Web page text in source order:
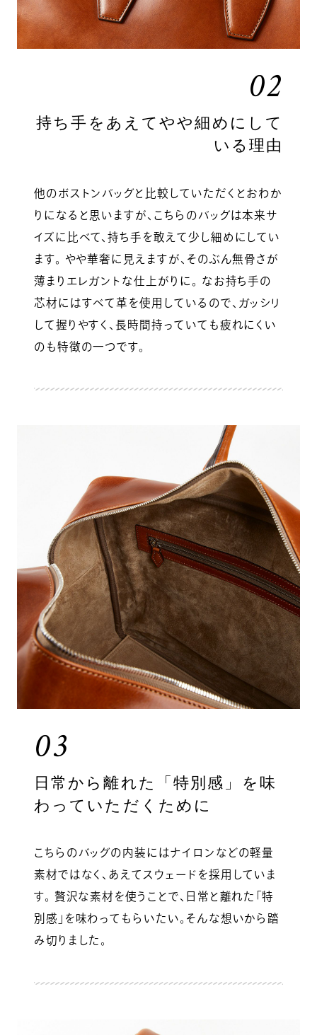
02
持ち手をあえてやや細めにして
いる理由
他のボストンバッグと比較していただくとおわか
りになると思いますが、こちらのバッグは本来サ
イズに比べて、持ち手を敢えて少し細めにしてい
ます。 やや華奢に見えますが、そのぶん無骨さが
薄まりエレガントな仕上がりに。 なお持ち手の
芯材にはすべて革を使用しているので、ガッシリ
して握りやすく、長時間持っていても疲れにくい
のも特徴の一つです。
03
日常から離れた「特別感」を味
わっていただくために
こちらのバッグの内装にはナイロンなどの軽量
素材ではなく、あえてスウェードを採用していま
す。 贅沢な素材を使うことで、日常と離れた「特
別感」を味わってもらいたい。そんな想いから踏
み切りました。